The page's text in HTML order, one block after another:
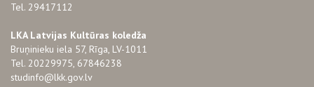
Tel. 29417112
LKA Latvijas Kultūras koledža
Bruņinieku iela 57, Rīga, LV-1011
Tel. 20229975, 67846238
studinfo@lkk.gov.lv